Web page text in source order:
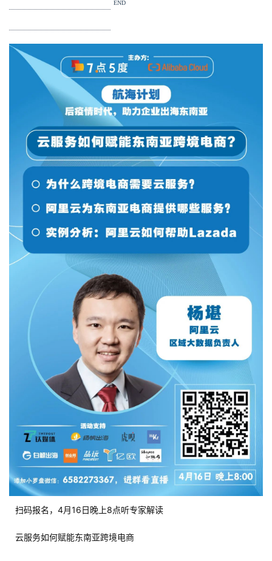
C
b
END
扫码报名，4月16日晚上8点听专家解读
云服务如何赋能东南亚跨境电商